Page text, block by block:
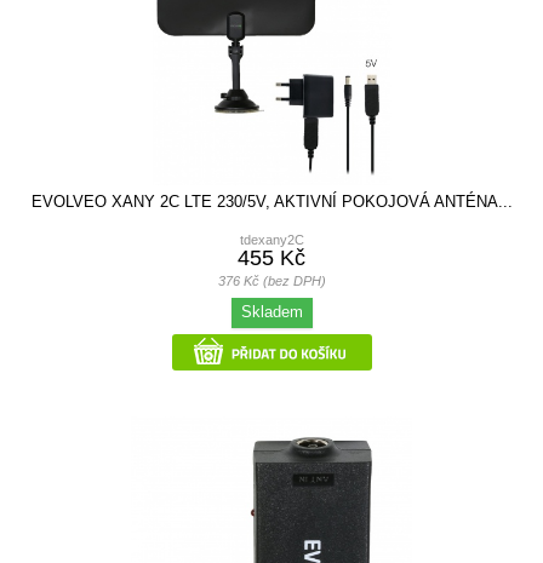
EVOLVEO XANY 2C LTE 230/5V, AKTIVNÍ POKOJOVÁ ANTÉNA...
tdexany2C
455 Kč
376 Kč (bez DPH)
Skladem